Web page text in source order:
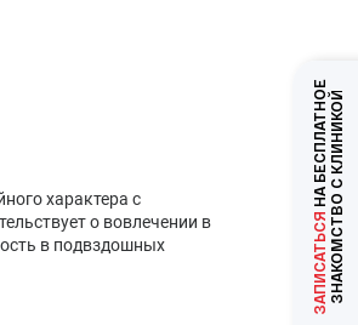
характера с
о вовлечении в
в подвздошных
ЗАПИСАТЬСЯ
НА БЕСПЛАТНОЕЗНАКОМСТВО С КЛИНИКОЙ